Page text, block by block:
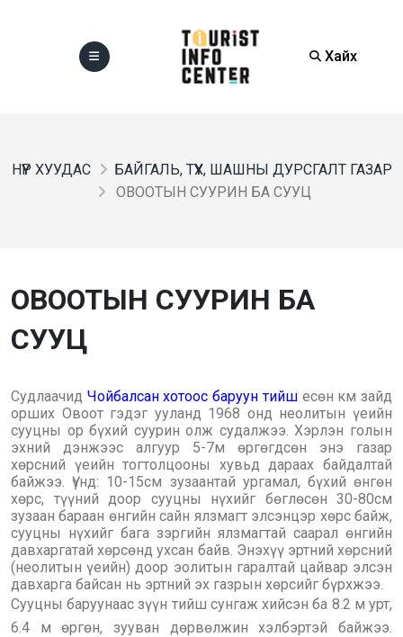
Хайх
НҮҮР ХУУДАС
БАЙГАЛЬ, ТҮҮХ, ШАШНЫ ДУРСГАЛТ ГАЗАР
ОВООТЫН СУУРИН БА СУУЦ
ОВООТЫН СУУРИН БА
СУУЦ
Судлаачид Чойбалсан хотоос баруун тийшесөн км зайд
орших Овоот гэдэг ууланд 1968 онд неолитын үеийн
сууцны ор бүхий суурин олж судалжээ. Хэрлэн голын
эхний дэнжээс алгуур 5-7м өргөгдсөн энэ газар
хөрсний үеийн тогтолцооны хувьд дараах байдалтай
байжээ. Үүнд: 10-15см зузаантай ургамал, бүхий өнгөн
хөрс, түүний доор сууцны нүхийг бөглөсөн 30-80см
зузаан бараан өнгийн сайн ялзмагт элсэнцэр хөрс байж,
сууцны нүхийг бага зэргийн ялзмагтай саарал өнгийн
давхаргатай хөрсөнд ухсан байв. Энэхүү эртний хөрсний
(неолитын үеийн) доор эолитын гаралтай цайвар элсэн
давхарга байсан нь эртний эх газрын хөрсийг бүрхжээ.
Сууцны баруунаас зүүн тийш сунгаж хийсэн ба 8.2 м урт,
6.4 м өргөн, зууван дөрвөлжин хэлбэртэй байжээ.